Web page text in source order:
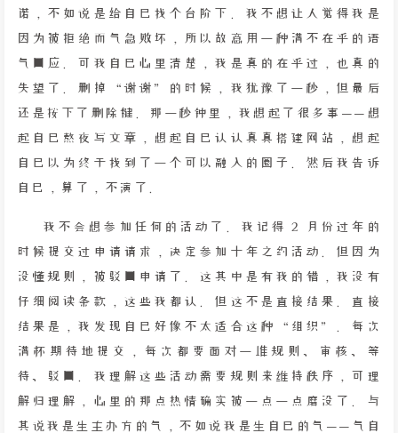
诺，不如说是给自己找个台阶下。我不想让人觉得我是
因为被拒绝而气急败坏，所以故意用一种满不在乎的语
气回应。可我自己心里清楚，我是真的在乎过，也真的
失望了。删掉“谢谢”的时候，我犹豫了一秒，但最后
还是按下了删除键。那一秒钟里，我想起了很多事——想
起自己熬夜写文章，想起自己认认真真搭建网站，想起
自己以为终于找到了一个可以融入的圈子。然后我告诉
自己，算了，不演了。
我不会想参加任何的活动了。我记得 2 月份过年的
时候提交过申请请求，决定参加十年之约活动。但因为
没懂规则，被驳回申请了。这其中是有我的错，我没有
仔细阅读条款，这些我都认。但这不是直接结果。直接
结果是，我发现自己好像不太适合这种“组织”。每次
满怀期待地提交，每次都要面对一堆规则、审核、等
待、驳回。我理解这些活动需要规则来维持秩序，可理
解归理解，心里的那点热情确实被一点一点磨没了。与
其说我是生主办方的气，不如说我是生自己的气——气自